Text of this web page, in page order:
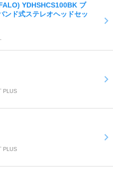
YDHSHCS100BK ブ
ンド式ステレオヘッドセッ
PLUS
PLUS